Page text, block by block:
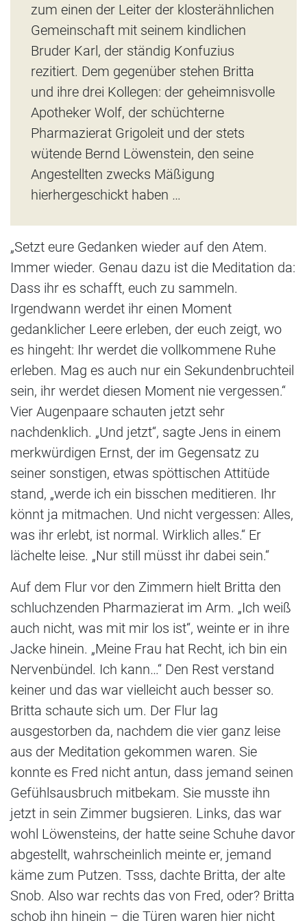
zum einen der Leiter der klosterähnlichen
Gemeinschaft mit seinem kindlichen
Bruder Karl, der ständig Konfuzius
rezitiert. Dem gegenüber stehen Britta
und ihre drei Kollegen: der geheimnisvolle
Apotheker Wolf, der schüchterne
Pharmazierat Grigoleit und der stets
wütende Bernd Löwenstein, den seine
Angestellten zwecks Mäßigung
hierhergeschickt haben …
„Setzt eure Gedanken wieder auf den Atem.
Immer wieder. Genau dazu ist die Meditation da:
Dass ihr es schafft, euch zu sammeln.
Irgendwann werdet ihr einen Moment
gedanklicher Leere erleben, der euch zeigt, wo
es hingeht: Ihr werdet die vollkommene Ruhe
erleben. Mag es auch nur ein Sekundenbruchteil
sein, ihr werdet diesen Moment nie vergessen.“
Vier Augenpaare schauten jetzt sehr
nachdenklich. „Und jetzt“, sagte Jens in einem
merkwürdigen Ernst, der im Gegensatz zu
seiner sonstigen, etwas spöttischen Attitüde
stand, „werde ich ein bisschen meditieren. Ihr
könnt ja mitmachen. Und nicht vergessen: Alles,
was ihr erlebt, ist normal. Wirklich alles.“ Er
lächelte leise. „Nur still müsst ihr dabei sein.“
Auf dem Flur vor den Zimmern hielt Britta den
schluchzenden Pharmazierat im Arm. „Ich weiß
auch nicht, was mit mir los ist“, weinte er in ihre
Jacke hinein. „Meine Frau hat Recht, ich bin ein
Nervenbündel. Ich kann…“ Den Rest verstand
keiner und das war vielleicht auch besser so.
Britta schaute sich um. Der Flur lag
ausgestorben da, nachdem die vier ganz leise
aus der Meditation gekommen waren. Sie
konnte es Fred nicht antun, dass jemand seinen
Gefühlsausbruch mitbekam. Sie musste ihn
jetzt in sein Zimmer bugsieren. Links, das war
wohl Löwensteins, der hatte seine Schuhe davor
abgestellt, wahrscheinlich meinte er, jemand
käme zum Putzen. Tsss, dachte Britta, der alte
Snob. Also war rechts das von Fred, oder? Britta
schob ihn hinein – die Türen waren hier nicht